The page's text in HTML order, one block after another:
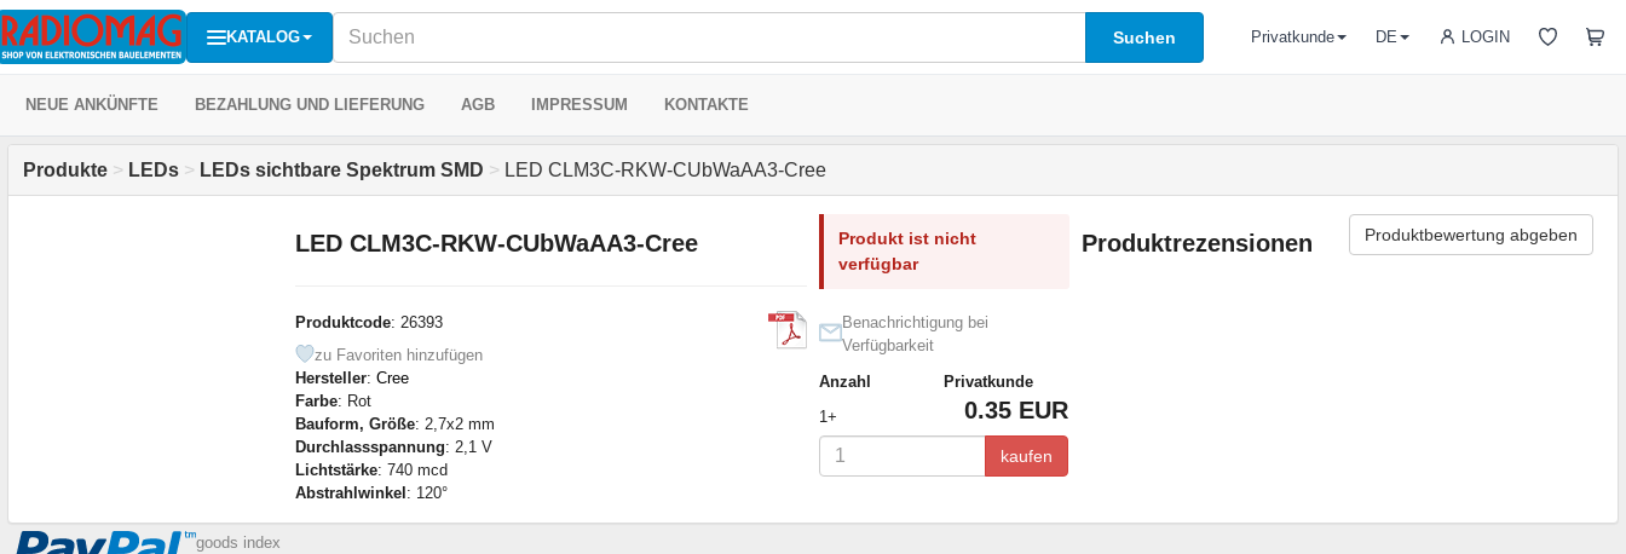
KATALOG Suchen LOGIN
Privatkunde DE
NEUE ANKÜNFTE BEZAHLUNG UND LIEFERUNG AGB IMPRESSUM KONTAKTE
Produkte > LEDs > LEDs sichtbare Spektrum SMD > LED CLM3C-RKW-CUbWaAA3-Cree
LED CLM3C-RKW-CUbWaAA3-Cree
Produktcode: 26393
zu Favoriten hinzufügen
Hersteller: Cree
Farbe: Rot
Bauform, Größe: 2,7x2 mm
Durchlassspannung: 2,1 V
Lichtstärke: 740 mcd
Abstrahlwinkel : 120°
Produkt ist nicht
verfügbar
Benachrichtigung bei
Verfügbarkeit
Anzahl
Privatkunde
1+
0.35 EUR
kaufen
Produktrezensionen Produktbewertung abgeben
goods index